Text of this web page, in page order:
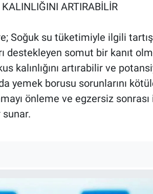
ARTIRABİLİR
Soğuk su tüketimiyle ilgili
destekleyen somut bir kanıt
kalınlığını artırabilir ve
yemek borusu sorunlarını
önleme ve egzersiz
sunar.